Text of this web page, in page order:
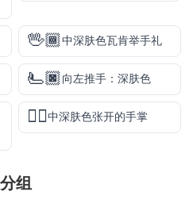
🖖🏾中深肤色瓦肯举手礼
🫷🏿向左推手：深肤色
🖐🏾中深肤色张开的手掌
组